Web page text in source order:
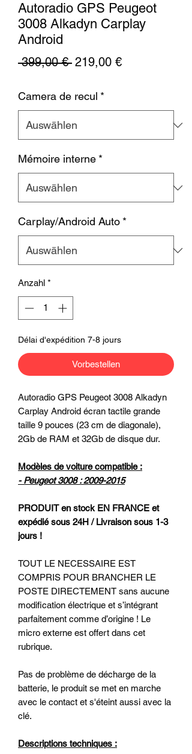
Autoradio GPS Peugeot
3008 Alkadyn Carplay
Android
399,00 € Standardpreis
219,00 €Sale-
Camera de recul *
Mémoire interne *
Carplay/Android Auto *
Anzahl *
Délai d'expédition 7-8 jours
Vorbestellen
Autoradio GPS Peugeot 3008 Alkadyn
Carplay Android écran tactile grande
taille 9 pouces (23 cm de diagonale),
2Gb de RAM et 32Gb de disque dur.
Modèles de voiture compatible :
- Peugeot 3008 : 2009-2015
PRODUIT en stock EN FRANCE et
expédié sous 24H / Livraison sous 1-3
jours !
TOUT LE NECESSAIRE EST
COMPRIS POUR BRANCHER LE
POSTE DIRECTEMENT sans aucune
modification électrique et s’intégrant
parfaitement comme d’origine ! Le
micro externe est offert dans cet
rubrique.
Pas de problème de décharge de la
batterie, le produit se met en marche
avec le contact et s'éteint aussi avec la
clé.
Descriptions techniques :